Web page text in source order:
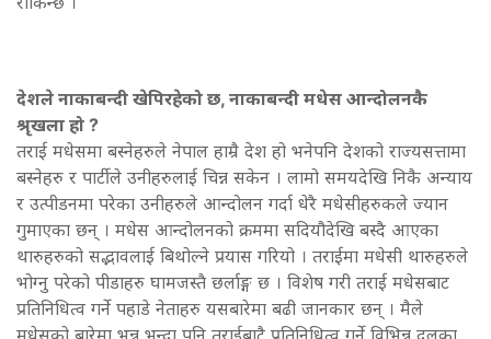
देशले नाकाबन्दी खेपिरहेको छ, नाकाबन्दी मधेस आन्दोलनकै
श्रृखला हो ?
तराई मधेसमा बस्नेहरुले नेपाल हाम्रै देश हो भनेपनि देशको राज्यसत्तामा
बस्नेहरु र पार्टीले उनीहरुलाई चिन्न सकेन । लामो समयदेखि निकै अन्याय
र उत्पीडनमा परेका उनीहरुले आन्दोलन गर्दा धेरै मधेसीहरुकले ज्यान
गुमाएका छन् । मधेस आन्दोलनको क्रममा सदियौदेखि बस्दै आएका
थारुहरुको सद्भावलाई बिथोल्ने प्रयास गरियो । तराईमा मधेसी थारुहरुले
भोग्नु परेको पीडाहरु घामजस्तै छर्लाङ्ग छ । विशेष गरी तराई मधेसबाट
प्रतिनिधित्व गर्ने पहाडे नेताहरु यसबारेमा बढी जानकार छन् । मैले
मधेसको बारेमा भन्नु भन्दा पनि तराईबाटै प्रतिनिधित्व गर्ने विभिन्न दलका